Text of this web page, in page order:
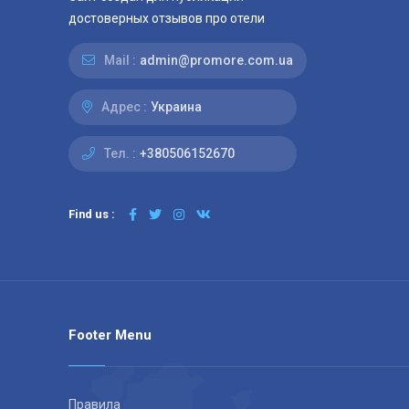
достоверных отзывов про отели
Mail : admin@promore.com.ua
Адрес : Украина
Тел. : +380506152670
Find us :
Footer Menu
Правила